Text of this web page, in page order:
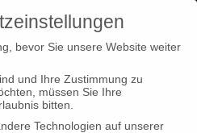
auf dem Titelblatt des
bevor Sie unsere Website weiter
und Ihre Zustimmung zu
müssen Sie Ihre
bitten.
Technologien auf unserer